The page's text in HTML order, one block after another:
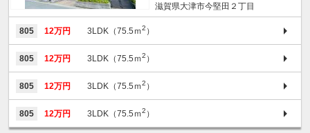
滋賀県大津市今堅田２丁目
805 12万円 3LDK（75.5ｍ2 ）
805 12万円 3LDK（75.5ｍ2 ）
805 12万円 3LDK（75.5ｍ2 ）
805 12万円 3LDK（75.5ｍ2 ）